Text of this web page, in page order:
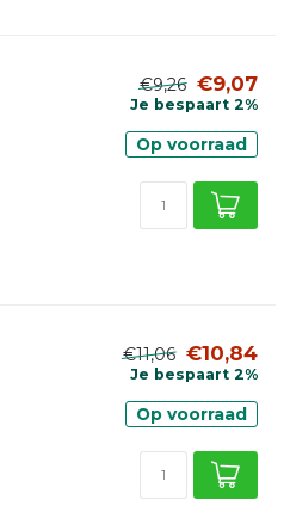
€9,26 €9,07
Je bespaart 2%
Op voorraad
€11,06 €10,84
Je bespaart 2%
Op voorraad